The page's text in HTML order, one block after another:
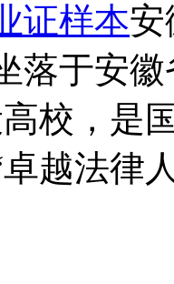
证样本安
落于安
校，是
越法律